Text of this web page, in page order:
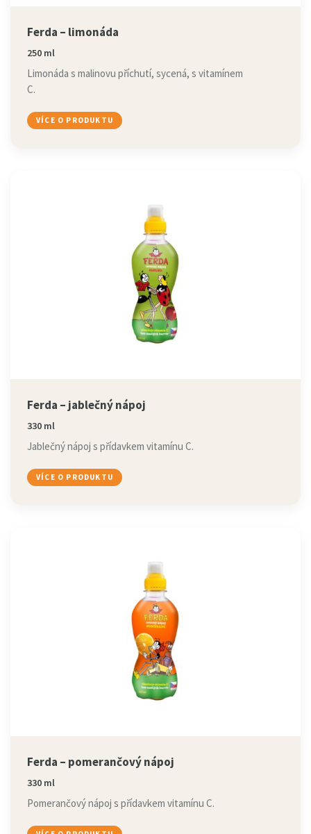
Ferda – limonáda
250 ml
Limonáda s malinovu příchutí, sycená, s vitamínem
C.
VÍCE O PRODUKTU
Ferda – jablečný nápoj
330 ml
Jablečný nápoj s přídavkem vitamínu C.
VÍCE O PRODUKTU
Ferda – pomerančový nápoj
330 ml
Pomerančový nápoj s přídavkem vitamínu C.